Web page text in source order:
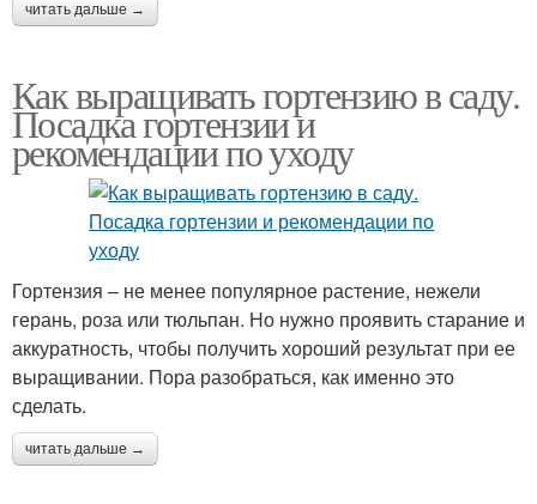
читать дальше →
Как выращивать гортензию в саду.
Посадка гортензии и
рекомендации по уходу
Гортензия – не менее популярное растение, нежели
герань, роза или тюльпан. Но нужно проявить старание и
аккуратность, чтобы получить хороший результат при ее
выращивании. Пора разобраться, как именно это
сделать.
читать дальше →